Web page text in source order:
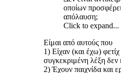
οποίων
απόλαυση;
Click to expand...
Είμαι από αυτούς που
1) Είχαν (και έχω)
συγκεκριμένη λέξη
2) Έχουν παιχνίδα και